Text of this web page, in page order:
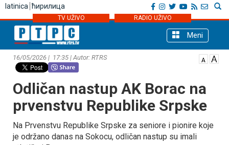
latinica ћирилица
TV UŽIVO RADIO UŽIVO
Meni
16/05/2026 | 17:35 | Autor: RTRS
Odličan nastup AK Borac na
prvenstvu Republike Srpske
Na Prvenstvu Republike Srpske za seniore i pionire koje
je održano danas na Sokocu, odličan nastup su imali